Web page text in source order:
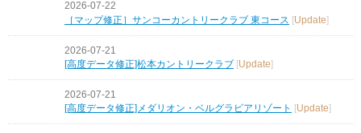
2026-07-22
［マップ修正］サンコーカントリークラブ 東コース [Update]
2026-07-21
[高度データ修正]松本カントリークラブ [Update]
2026-07-21
[高度データ修正]メダリオン・ベルグラビアリゾート
Update